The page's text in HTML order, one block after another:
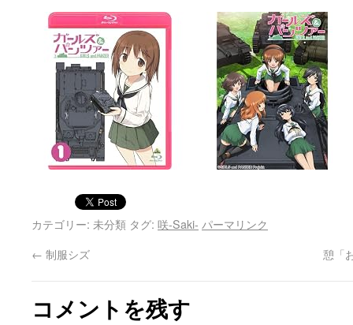
カテゴリー: 未分類 タグ: 咲-Saki- パーマリンク
← 制服シズ 憩「
コメントを残す